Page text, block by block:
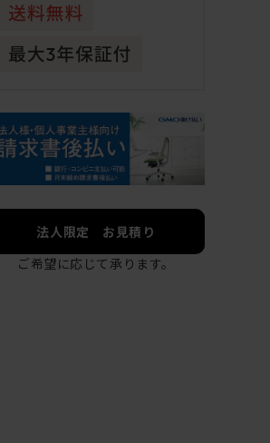
法人限定 お見積り
ご希望に応じて承ります。